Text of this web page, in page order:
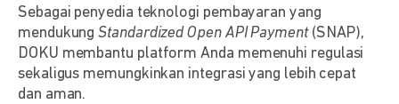
Sebagai penyedia teknologi pembayaran yang
mendukungStandardized Open API Payment(SNAP),
DOKU membantu platform Anda memenuhi regulasi
sekaligus memungkinkan integrasi yang lebih cepat
dan aman.